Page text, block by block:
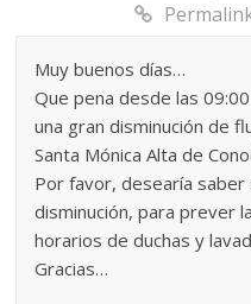
Muy buenos días…
Que pena desde las
una gran disminución de
Santa Mónica Alta de
Por favor, desearía
disminución, para prever
horarios de duchas y
Gracias…